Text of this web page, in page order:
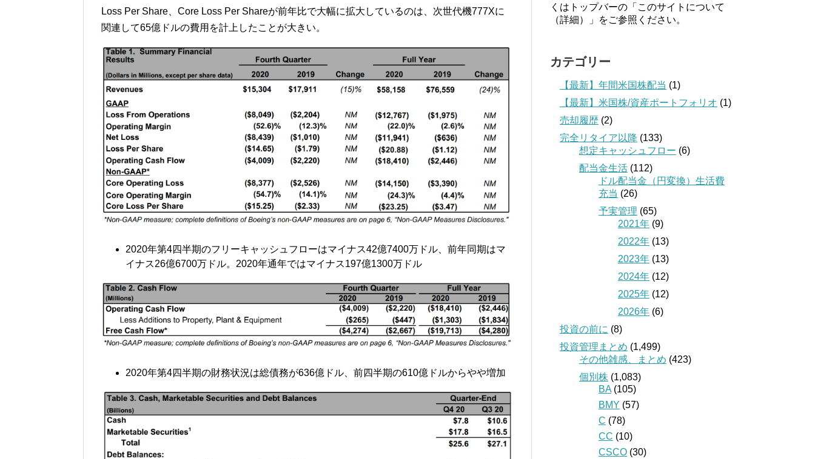
Loss Per Share、Core Loss Per Shareが前年比で大幅に拡大しているのは、次世代機777Xに
関連して65億ドルの費用を計上したことが大きい。
2020年第4四半期のフリーキャッシュフローはマイナス42億7400万ドル、前年同期はマ
イナス26億6700万ドル。2020年通年ではマイナス197億1300万ドル
2020年第4四半期の財務状況は総債務が636億ドル、前四半期の610億ドルからやや増加
くはトップバーの「このサイトについて
（詳細）」をご参照ください。
カテゴリー
【最新】年間米国株配当 (1)
【最新】米国株/資産ポートフォリオ (1)
売却履歴 (2)
完全リタイア以降 (133)
想定キャッシュフロー (6)
配当金生活 (112)
ドル配当金（円変換）生活費
充当 (26)
予実管理 (65)
2021年 (9)
2022年 (13)
2023年 (13)
2024年 (12)
2025年 (12)
2026年 (6)
投資の前に (8)
投資管理まとめ (1,499)
その他雑感、まとめ (423)
個別株 (1,083)
BA (105)
BMY (57)
C (78)
CC (10)
CSCO (30)